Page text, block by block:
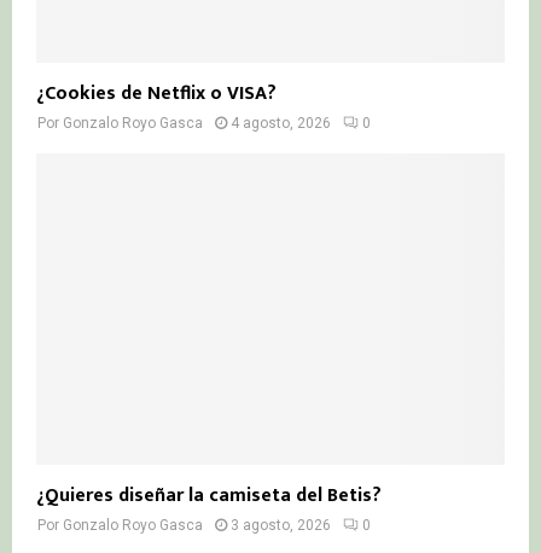
¿Cookies de Netflix o VISA?
Por Gonzalo Royo Gasca 4 agosto, 2026 0
¿Quieres diseñar la camiseta del Betis?
Por Gonzalo Royo Gasca 3 agosto, 2026 0